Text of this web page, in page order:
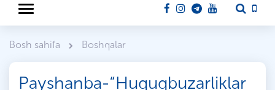
Bosh sahifa Boshqalar
Payshanba-“Huquqbuzarliklar